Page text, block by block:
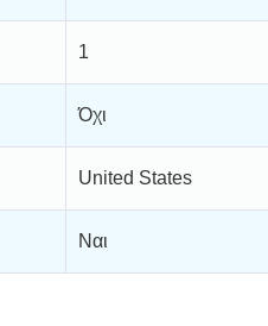
1
Όχι
United States
Ναι